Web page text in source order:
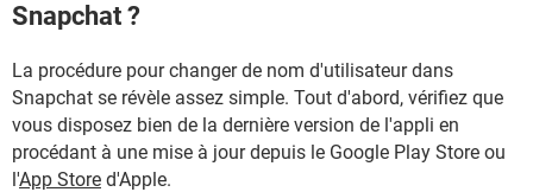
Snapchat ?
La procédure pour changer de nom d'utilisateur dans
Snapchat se révèle assez simple. Tout d'abord, vérifiez que
vous disposez bien de la dernière version de l'appli en
procédant à une mise à jour depuis le Google Play Store ou
l'App Store d'Apple.